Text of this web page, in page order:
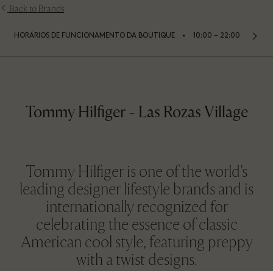
Back to Brands
HORÁRIOS DE FUNCIONAMENTO DA BOUTIQUE ⬩ 10:00 – 22:00
Tommy Hilfiger - Las Rozas Village
Tommy Hilfiger is one of the world’s
leading designer lifestyle brands and is
internationally recognized for
celebrating the essence of classic
American cool style, featuring preppy
with a twist designs.